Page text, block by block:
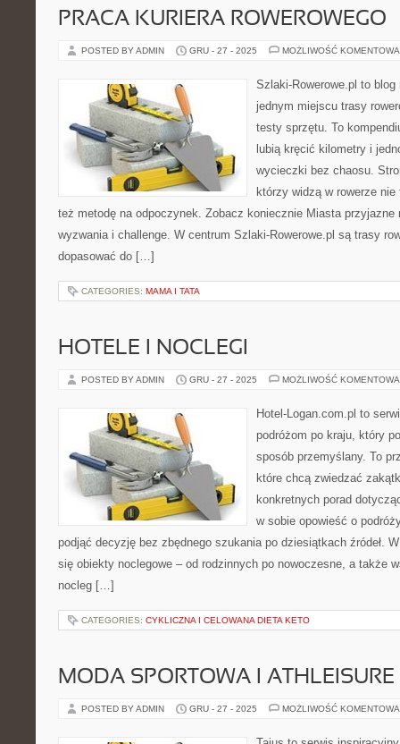
PRACA KURIERA ROWEROWEGO
POSTED BY ADMIN GRU - 27 - 2025 MOŻLIWOŚĆ
Szlaki-Rowerowe.pl to blog
jednym miejscu trasy
testy sprzętu. To
lubią kręcić kilometry i
wycieczki bez chaosu.
którzy widzą w rowerze
też metodę na odpoczynek. Zobacz koniecznie Miasta przyjazne
wyzwania i challenge. W centrum Szlaki-Rowerowe.pl są trasy
dopasować do […]
CATEGORIES: MAMA I TATA
HOTELE I NOCLEGI
POSTED BY ADMIN GRU - 27 - 2025 MOŻLIWOŚĆ
Hotel-Logan.com.pl to
podróżom po kraju, który
sposób przemyślany. To
które chcą zwiedzać
konkretnych porad
w sobie opowieść o
podjąć decyzję bez zbędnego szukania po dziesiątkach źródeł.
się obiekty noclegowe – od rodzinnych po nowoczesne, a także
nocleg […]
CATEGORIES: CYKLICZNA I CELOWANA DIETA KETO
MODA SPORTOWA I ATHLEISURE
POSTED BY ADMIN GRU - 27 - 2025 MOŻLIWOŚĆ